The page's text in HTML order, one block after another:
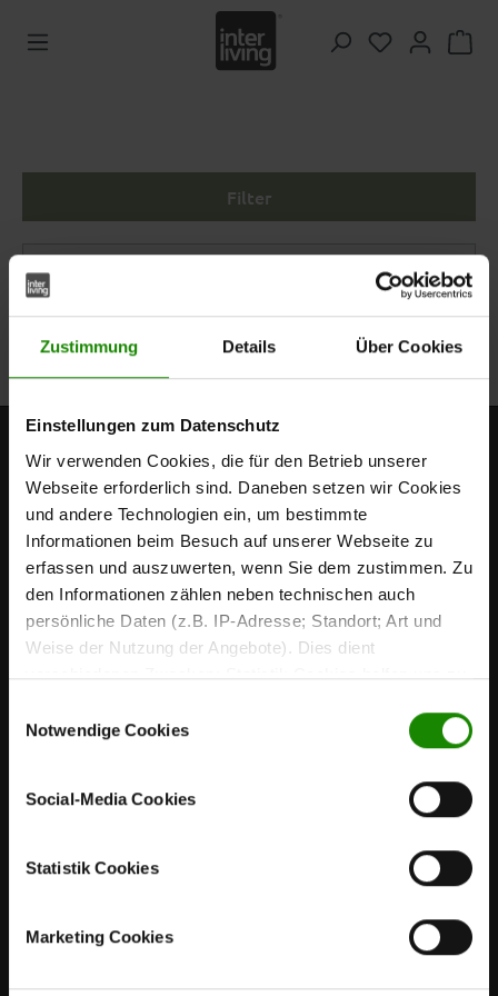
Zustimmung Details Über Cookies
Einstellungen zum Datenschutz
Wir verwenden Cookies, die für den Betrieb unserer
Webseite erforderlich sind. Daneben setzen wir Cookies
und andere Technologien ein, um bestimmte
Informationen beim Besuch auf unserer Webseite zu
erfassen und auszuwerten, wenn Sie dem zustimmen. Zu
den Informationen zählen neben technischen auch
persönliche Daten (z.B. IP-Adresse; Standort; Art und
Weise der Nutzung der Angebote). Dies dient
verschiedenen Zwecken: Statistik Cookies helfen uns zu
nutzen, indem sie Informationen sammeln und sie
anonymisiert für statistische Zwecke auszuwerten.
Marketing Cookies helfen uns, Ihnen personalisierte
Werbung anzuzeigen. Social-Media-Cookies ermöglichen
um Inhalte und Werbung innerhalb Ihrer Netzwerke
möchten. Klicken Sie auf „
“, wenn Sie nur
Notwendige Cookies
Social-Media Cookies
Statistik Cookies
Marketing Cookies
Zum Hauptinhalt springen
Du hast 0
Filter
Händler finden
Vertrag widerrufen
Interliving
Service